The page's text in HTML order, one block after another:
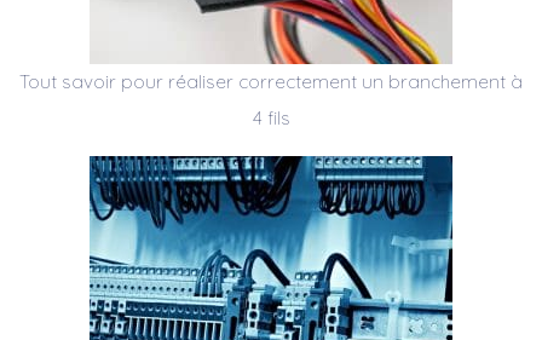
Tout savoir pour réaliser correctement un branchement à
4 fils